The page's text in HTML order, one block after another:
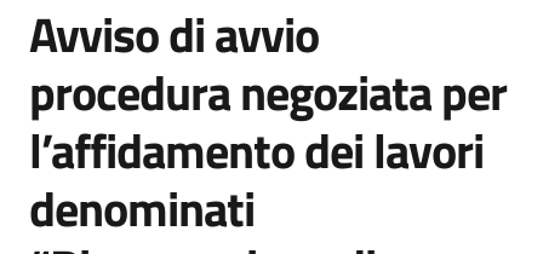
Avviso di avvio
procedura negoziata per
l’affidamento dei lavori
denominati